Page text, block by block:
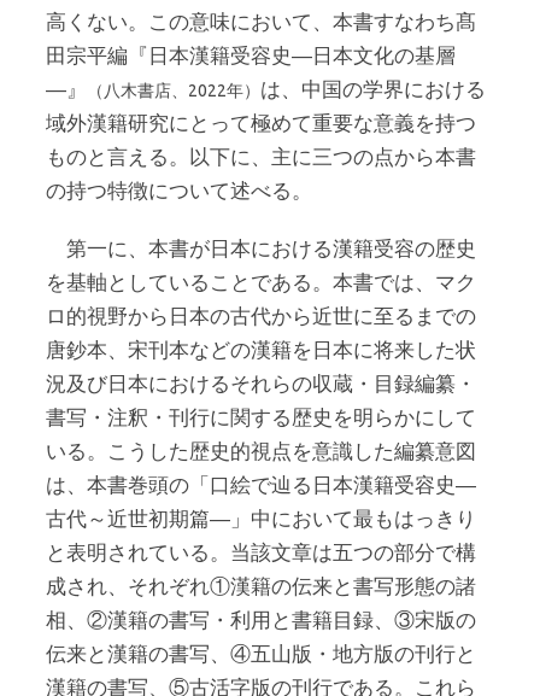
高くない。この意味において、本書すなわち髙
田宗平編『日本漢籍受容史―日本文化の基層
―』
（八木書店、2022年） は、中国の学界における
域外漢籍研究にとって極めて重要な意義を持つ
ものと言える。以下に、主に三つの点から本書
の持つ特徴について述べる。
第一に、本書が日本における漢籍受容の歴史
を基軸としていることである。本書では、マク
ロ的視野から日本の古代から近世に至るまでの
唐鈔本、宋刊本などの漢籍を日本に将来した状
況及び日本におけるそれらの収蔵・目録編纂・
書写・注釈・刊行に関する歴史を明らかにして
いる。こうした歴史的視点を意識した編纂意図
は、本書巻頭の「口絵で辿る日本漢籍受容史―
古代～近世初期篇―」中において最もはっきり
と表明されている。当該文章は五つの部分で構
成され、それぞれ①漢籍の伝来と書写形態の諸
相、②漢籍の書写・利用と書籍目録、③宋版の
伝来と漢籍の書写、④五山版・地方版の刊行と
漢籍の書写、⑤古活字版の刊行である。これら